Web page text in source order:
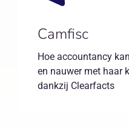
Camfisc
Hoe accountancy
en nauwer met haar
dankzij Clearfacts